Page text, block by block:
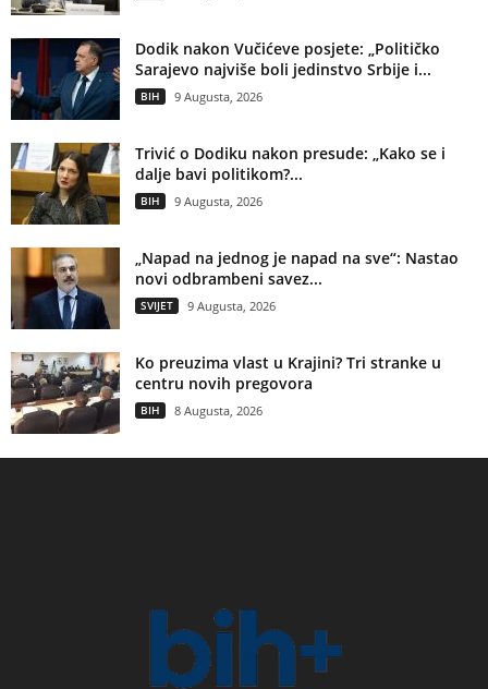
Dodik nakon Vučićeve posjete: „Političko
Sarajevo najviše boli jedinstvo Srbije i...
BIH 9 Augusta, 2026
Trivić o Dodiku nakon presude: „Kako se i
dalje bavi politikom?...
BIH 9 Augusta, 2026
„Napad na jednog je napad na sve“: Nastao
novi odbrambeni savez...
SVIJET 9 Augusta, 2026
Ko preuzima vlast u Krajini? Tri stranke u
centru novih pregovora
BIH 8 Augusta, 2026